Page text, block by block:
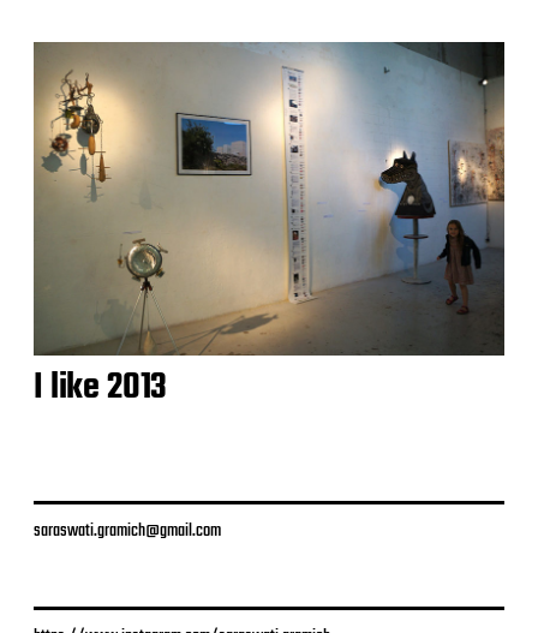
I like 2013
saraswati.gramich@gmail.com